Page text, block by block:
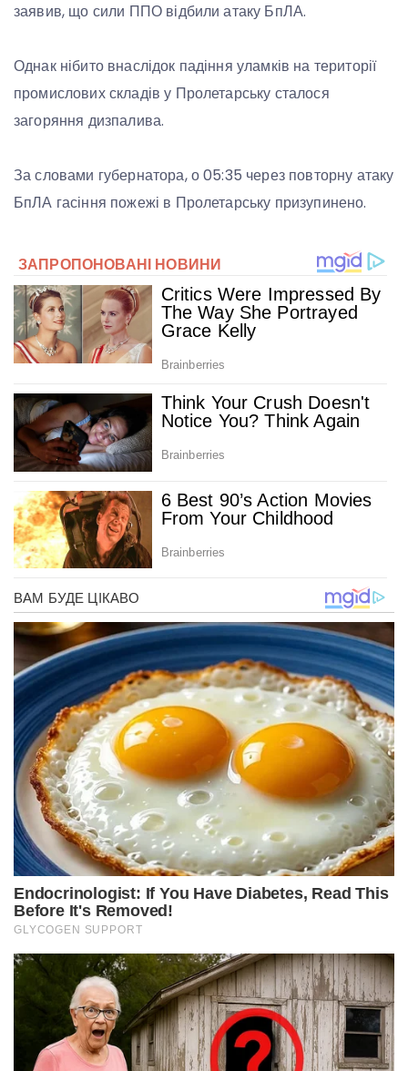
заявив, що сили ППО відбили атаку БпЛА.
Однак нібито внаслідок падіння уламків на території
промислових складів у Пролетарську сталося
загоряння дизпалива.
За словами губернатора, о 05:35 через повторну атаку
БпЛА гасіння пожежі в Пролетарську призупинено.